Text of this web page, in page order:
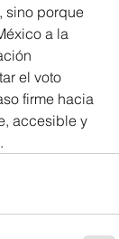
sino porque
a la
el voto
firme hacia
accesible y